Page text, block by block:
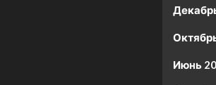
Июнь